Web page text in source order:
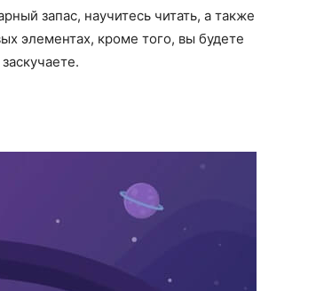
запас, научитесь читать, а также
элементах, кроме того, вы будете